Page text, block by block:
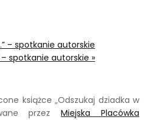
– spotkanie autorskie
– spotkanie autorskie »
książce „Odszukaj dziadka w
przezMiejska Placówka